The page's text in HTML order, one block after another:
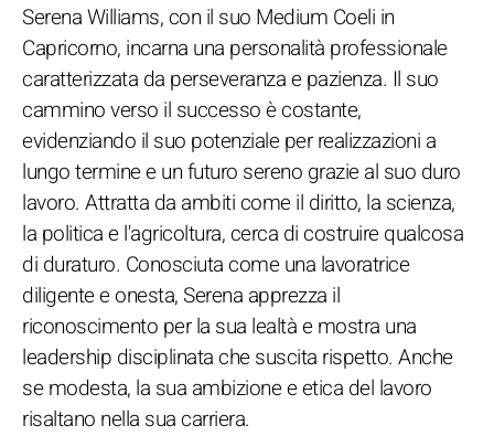
Serena Williams, con il suo Medium Coeli in
Capricorno, incarna una personalità professionale
caratterizzata da perseveranza e pazienza. Il suo
cammino verso il successo è costante,
evidenziando il suo potenziale per realizzazioni a
lungo termine e un futuro sereno grazie al suo duro
lavoro. Attratta da ambiti come il diritto, la scienza,
la politica e l'agricoltura, cerca di costruire qualcosa
di duraturo. Conosciuta come una lavoratrice
diligente e onesta, Serena apprezza il
riconoscimento per la sua lealtà e mostra una
leadership disciplinata che suscita rispetto. Anche
se modesta, la sua ambizione e etica del lavoro
risaltano nella sua carriera.